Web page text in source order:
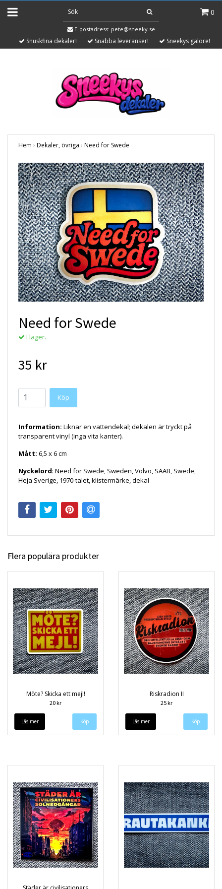
0
E-postadress: pete@sneeky.se
Snuskfina dekaler! Snabba leveranser! Sneekys galore!
Hem › Dekaler, övriga › Need for Swede
Need for Swede
I lager.
35 kr
Köp
Information: Liknar en vattendekal; dekalen är tryckt på
transparent vinyl (inga vita kanter).
Mått: 6,5 x 6 cm
Nyckelord: Need for Swede, Sweden, Volvo, SAAB, Swede,
Heja Sverige, 1970-talet, klistermärke, dekal
Flera populära produkter
Möte? Skicka ett mejl!
20 kr
Läs mer
Riskradion II
25 kr
Läs mer